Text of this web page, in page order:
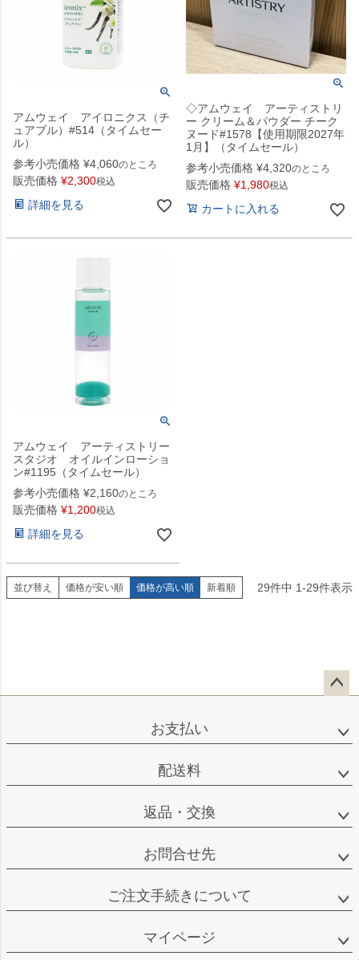
アムウェイ アイロニクス（チ
ュアブル）#514（タイムセー
ル）
参考小売価格 ¥4,060のところ
販売価格 ¥2,300税込
詳細を見る
◇アムウェイ アーティストリ
ー クリーム＆パウダー チーク
ヌード#1578【使用期限2027年
1月】（タイムセール）
参考小売価格 ¥4,320のところ
販売価格 ¥1,980税込
カートに入れる
アムウェイ アーティストリー
スタジオ オイルインローショ
ン#1195（タイムセール）
参考小売価格 ¥2,160のところ
販売価格 ¥1,200税込
詳細を見る
並び替え 価格が安い順 価格が高い順 新着順 29件中 1-29件表示
ップ
お支払い
配送料
返品・交換
お問合せ先
ご注文手続きについて
マイページ